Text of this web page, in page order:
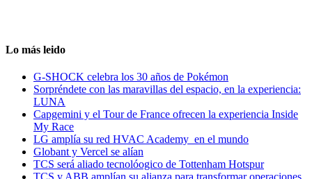
Lo más leido
G-SHOCK celebra los 30 años de Pokémon
Sorpréndete con las maravillas del espacio, en la experiencia:
LUNA
Capgemini y el Tour de France ofrecen la experiencia Inside
My Race
LG amplía su red HVAC Academy en el mundo
Globant y Vercel se alían
TCS será aliado tecnolóogico de Tottenham Hotspur